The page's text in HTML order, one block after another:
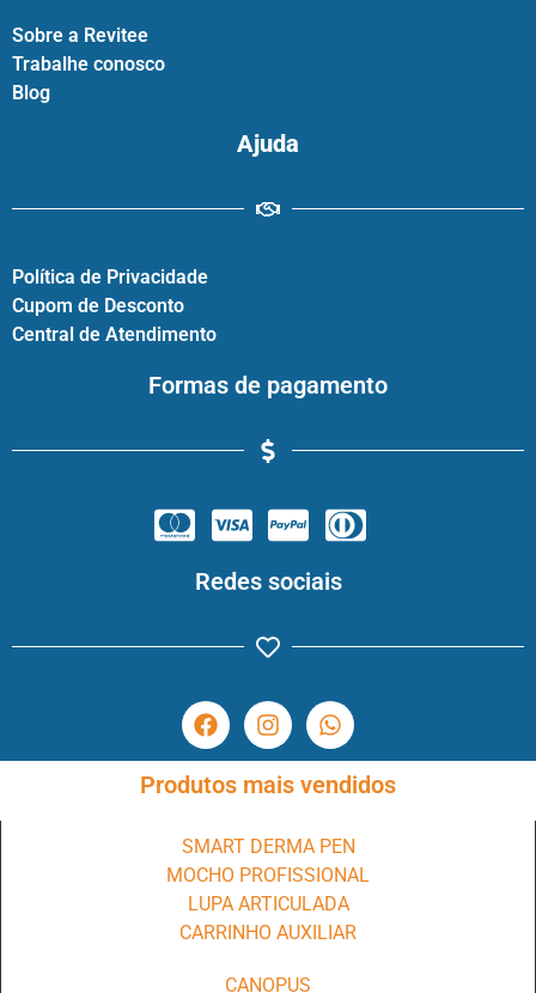
Sobre a Revitee
Trabalhe conosco
Blog
Ajuda
Política de Privacidade
Cupom de Desconto
Central de Atendimento
Formas de pagamento
Redes sociais
Produtos mais vendidos
SMART DERMA PEN
MOCHO PROFISSIONAL
LUPA ARTICULADA
CARRINHO AUXILIAR
CANOPUS